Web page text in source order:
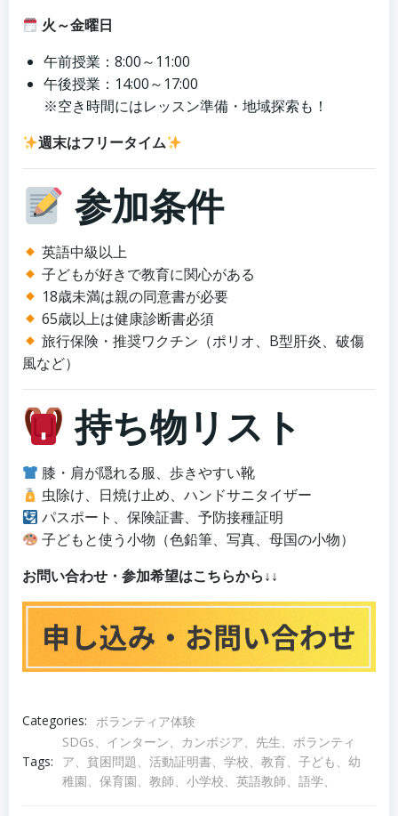
火～金曜日
午前授業：8:00～11:00
午後授業：14:00～17:00
※空き時間にはレッスン準備・地域探索も！
週末はフリータイム
参加条件
英語中級以上
子どもが好きで教育に関心がある
18歳未満は親の同意書が必要
65歳以上は健康診断書必須
旅行保険・推奨ワクチン（ポリオ、B型肝炎、破傷
風など）
持ち物リスト
膝・肩が隠れる服、歩きやすい靴
虫除け、日焼け止め、ハンドサニタイザー
パスポート、保険証書、予防接種証明
子どもと使う小物（色鉛筆、写真、母国の小物）
お問い合わせ・参加希望はこちらから↓↓
Categories: ボランティア体験
Tags:
SDGs、インターン、カンボジア、先生、ボランティ
ア、貧困問題、活動証明書、学校、教育、子ども、幼
稚園、保育園、教師、小学校、英語教師、語学、